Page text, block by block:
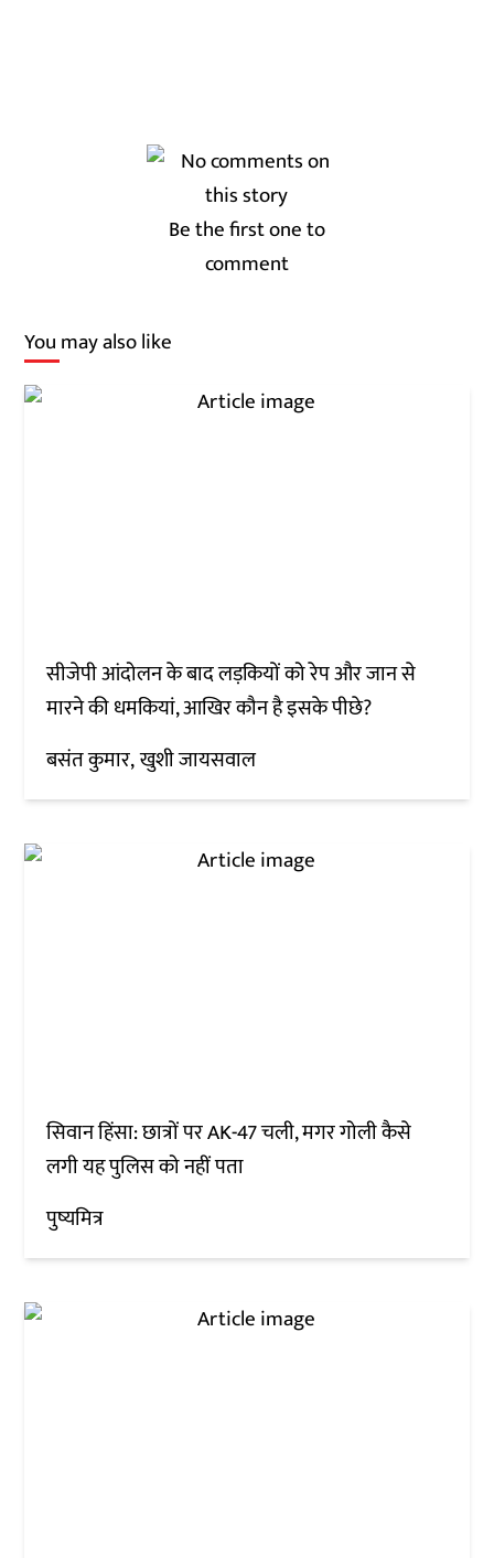
Be the first one to
comment
You may also like
सीजेपी आंदोलन के बाद लड़कियों को रेप और जान से
मारने की धमकियां, आखिर कौन है इसके पीछे?
बसंत कुमार खुशी जायसवाल
सिवान हिंसा: छात्रों पर AK-47 चली, मगर गोली कैसे
लगी यह पुलिस को नहीं पता
पुष्यमित्र